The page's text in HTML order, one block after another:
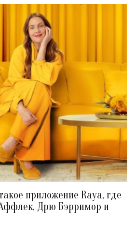
приложение Raya, где
Дрю Бэрримор и